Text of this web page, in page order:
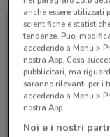
anche essere utilizzati
scientifiche e
tendenze. Puoi
accedendo a Menu >
nostra App. Cosa
pubblicitari, ma
saranno rilevanti per i
accedendo a Menu >
nostra App.
Noi e i nostri